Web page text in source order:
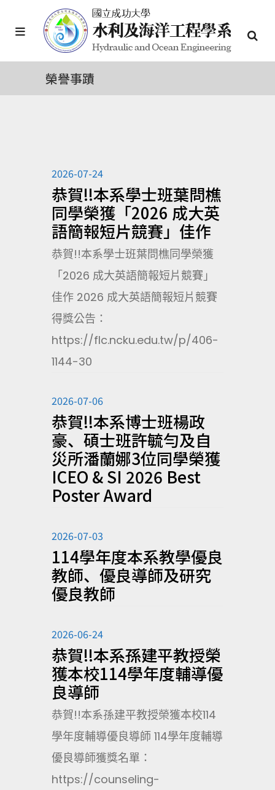
榮譽事蹟
2026-07-24
恭賀!!本系學士班葉問樵
同學榮獲「2026 成大英
語簡報短片競賽」佳作
恭賀!!本系學士班葉問樵同學榮獲
「2026 成大英語簡報短片競賽」
佳作 2026 成大英語簡報短片競賽
得獎公告：
https://flc.ncku.edu.tw/p/406-
1144-30
2026-07-06
恭賀!!本系博士班楊政
豪、碩士班許毓勻及自
災所潘蘭娜3位同學榮獲
ICEO & SI 2026 Best
Poster Award
2026-07-03
114學年度本系教學優良
教師、優良導師及研究
優良教師
2026-06-24
恭賀!!本系孫建平教授榮
獲本校114學年度輔導優
良導師
恭賀!!本系孫建平教授榮獲本校114
學年度輔導優良導師 114學年度輔導
優良導師獲獎名單：
https://counseling-